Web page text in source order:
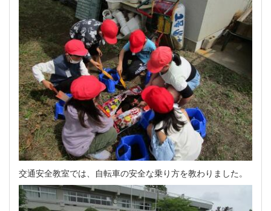
交通安全教室では、自転車の安全な乗り方を教わりました。